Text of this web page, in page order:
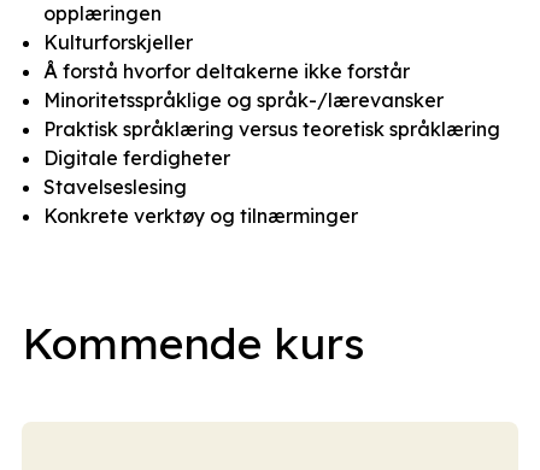
opplæringen
Kulturforskjeller
Å forstå hvorfor deltakerne ikke forstår
Minoritetsspråklige og språk-/lærevansker
Praktisk språklæring versus teoretisk språklæring
Digitale ferdigheter
Stavelseslesing
Konkrete verktøy og tilnærminger
Kommende kurs